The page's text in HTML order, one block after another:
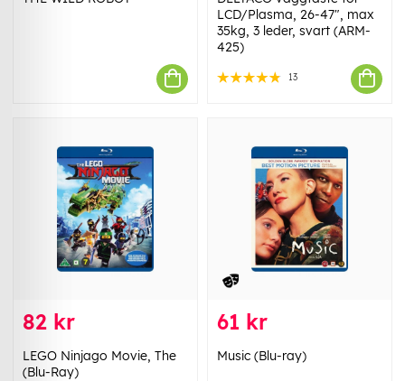
LCD/Plasma, 26-47", max
35kg, 3 leder, svart (ARM-
425)
13
82 kr
LEGO Ninjago Movie, The
(Blu-Ray)
61 kr
Music (Blu-ray)